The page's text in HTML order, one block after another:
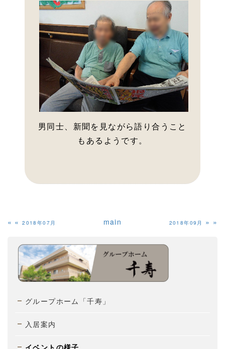
男同士、新聞を見ながら語り合うこと
もあるようです。
«2018年07月 main 2018年09月 »
グループホーム「千寿」
入居案内
イベントの様子